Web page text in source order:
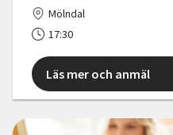
Mölndal
17:30
Läs mer och anmäl